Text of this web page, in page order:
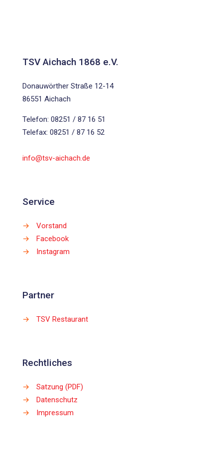
TSV Aichach 1868 e.V.
Donauwörther Straße 12-14
86551 Aichach
Telefon: 08251 / 87 16 51
Telefax: 08251 / 87 16 52
info@tsv-aichach.de
Service
→
Vorstand
→
Facebook
→
Instagram
Partner
→ TSV Restaurant
Rechtliches
→
Satzung (PDF)
→
Datenschutz
→
Impressum